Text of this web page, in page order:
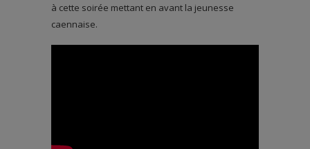
à cette soirée mettant en avant la jeunesse
caennaise.